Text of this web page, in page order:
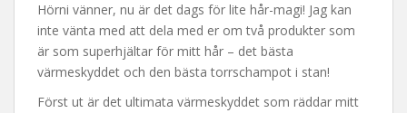
Hörni vänner, nu är det dags för lite hår-magi! Jag kan
inte vänta med att dela med er om två produkter som
är som superhjältar för mitt hår – det bästa
värmeskyddet och den bästa torrschampot i stan!
Först ut är det ultimata värmeskyddet som räddar mitt